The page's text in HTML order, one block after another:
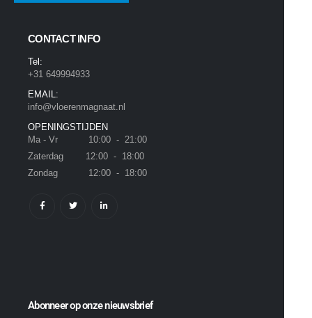
CONTACT INFO
Tel:
+31 649994933
EMAIL:
info@vloerenmagnaat.nl
OPENINGSTIJDEN
Ma - Vr 10:00 - 21:00
Zaterdag 12:00 - 18:00
Zondag 12:00 - 18:00
Abonneer op onze nieuwsbrief